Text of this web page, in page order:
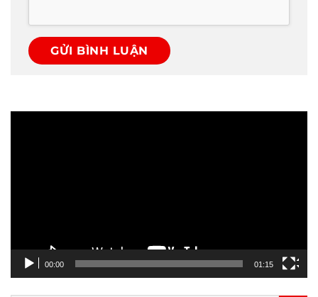
00:00 01:15